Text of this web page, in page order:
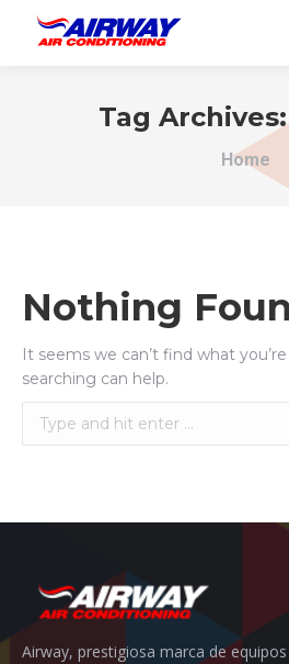
Tag
You are
Home
Nothing
It seems we can’t find what
searching can help.
Search:
Airway, prestigiosa marca de